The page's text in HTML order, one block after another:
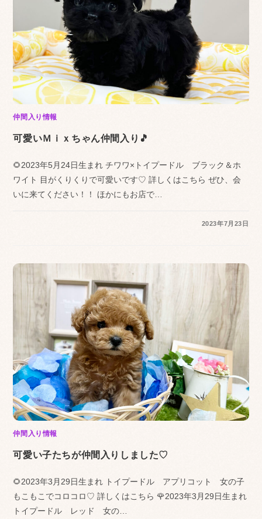
仲間入り情報
可愛いＭｉｘちゃん仲間入り🎵
🌻2023年5月24日生まれ チワワ×トイプードル ブラック＆ホ
ワイト 目がくりくりで可愛いです♡ 詳しくはこちら ぜひ、会
いに来てください！！ ほかにもお店で…
2023年7月23日
仲間入り情報
可愛い子たちが仲間入りしました♡
🌻2023年3月29日生まれ トイプードル アプリコット 女の子
もこもこでコロコロ♡ 詳しくはこちら 🌹2023年3月29日生まれ
トイプードル レッド 女の…